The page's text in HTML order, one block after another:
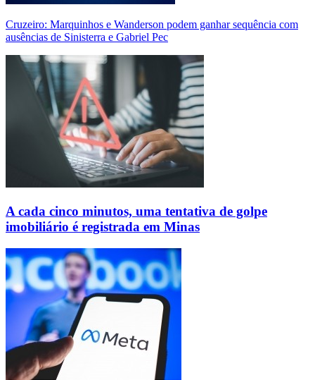
Cruzeiro: Marquinhos e Wanderson podem ganhar sequência com
ausências de Sinisterra e Gabriel Pec
A cada cinco minutos, uma tentativa de golpe
imobiliário é registrada em Minas